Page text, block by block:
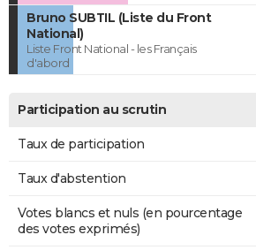
Bruno SUBTIL (Liste du Front
National)
Liste Front National - les Français
d'abord
Participation au scrutin
Taux de participation
Taux d'abstention
Votes blancs et nuls (en pourcentage
des votes exprimés)